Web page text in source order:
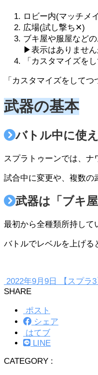
ロビー内(マッチメ
広場(試し撃ち✕)
ブキ屋や服屋など
▶表示はありませ
「カスタマイズを
「カスタマイズをして
武器の基本
バトル中に使
スプラトゥーンでは、
試合中に変更や、複数の
武器は「ブキ
最初から全種類所持して
バトルでレベルを上げる
2022年9月9日
【スプラ
SHARE
ポスト
シェア
はてブ
LINE
CATEGORY :